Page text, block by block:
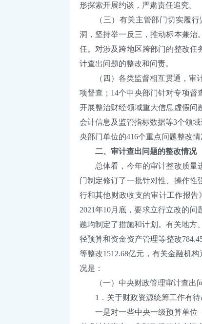
形探索开展约谈，严肃责任追究。
（三）有关主管部门切实履行
洞，坚持举一反三，推动标本兼治
任。对涉及跨地区跨部门的整改任
计查出问题的整改和问责。
（四）各类监督相互贯通，审计
项督查；14个中央部门针对专项
开展整治财经领域重大信息虚假问
会计信息及监管指标数据等3个领
央部门单位的416个重点问题整改情
二、审计查出问题的整改情况
总体看，今年的审计整改质量进
门制定修订了一批针对性、操作性
行和其他财政收支的审计工作报告
2021年10月底，要求立行立改的
题均制定了措施和计划。有关地方
径预算和资金资产管理等整改
等整改1512.68亿元，有关金融机
况是：
（一）中央财政管理审计查出问
1．关于财政资源统筹工作有待
一是对一些中央一级预算单位（